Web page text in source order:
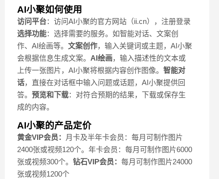
AI小聚如何使用
访问平台：访问AI小聚的官方网站（ii.cn），注册登录
选择功能：选择需要的服务。如智能对话、文案创
作、AI绘画等。 文案创作，输入关键词或主题，AI小聚
会根据信息生成文案。 AI绘画，输入描述性的文本或
上传一张图片，AI小聚将根据内容创作图像。 智能对
话，直接在对话框中输入问题或话题，AI小聚提供回
答。 预览和下载：对符合预期的结果，下载或保存生
成的内容。
AI小聚的产品定价
黄金VIP会员：
月卡及半年卡会员：每月可制作图片
2400张或视频120个。年卡会员：每月可制作图片6000
张或视频300个。 钻石VIP会员： 每月可制作图片24000
张或视频1200个